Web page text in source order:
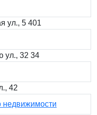
ул., 5 401
ул., 32 34
42
недвижимости